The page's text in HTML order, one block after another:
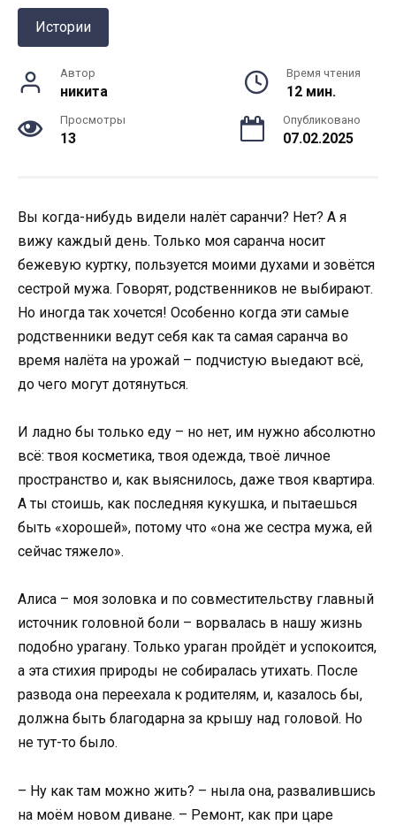
Истории
Автор
никита
Время чтения
12 мин.
Просмотры
13
Опубликовано
07.02.2025
Вы когда-нибудь видели налёт саранчи? Нет? А я
вижу каждый день. Только моя саранча носит
бежевую куртку, пользуется моими духами и зовётся
сестрой мужа. Говорят, родственников не выбирают.
Но иногда так хочется! Особенно когда эти самые
родственники ведут себя как та самая саранча во
время налёта на урожай – подчистую выедают всё,
до чего могут дотянуться.
И ладно бы только еду – но нет, им нужно абсолютно
всё: твоя косметика, твоя одежда, твоё личное
пространство и, как выяснилось, даже твоя квартира.
А ты стоишь, как последняя кукушка, и пытаешься
быть «хорошей», потому что «она же сестра мужа, ей
сейчас тяжело».
Алиса – моя золовка и по совместительству главный
источник головной боли – ворвалась в нашу жизнь
подобно урагану. Только ураган пройдёт и успокоится,
а эта стихия природы не собиралась утихать. После
развода она переехала к родителям, и, казалось бы,
должна быть благодарна за крышу над головой. Но
не тут-то было.
– Ну как там можно жить? – ныла она, развалившись
на моём новом диване. – Ремонт, как при царе